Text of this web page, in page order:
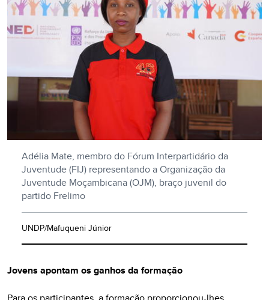
Adélia Mate, membro do Fórum Interpartidário da
Juventude (FIJ) representando a Organização da
Juventude Moçambicana (OJM), braço juvenil do
partido Frelimo
UNDP/Mafuqueni Júnior
Jovens apontam os ganhos da formação